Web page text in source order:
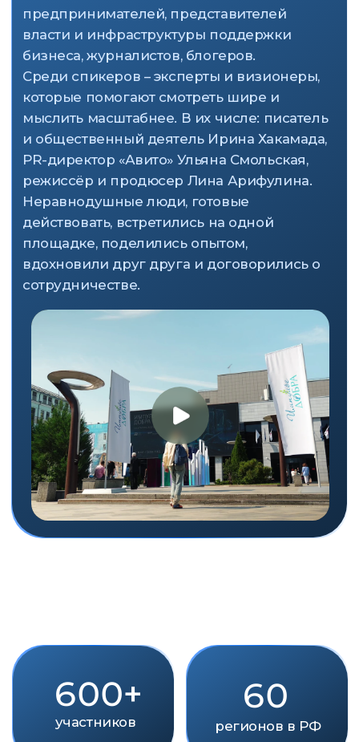
Предприниматели
социального бизнеса, получить
новые знания, завязать знакомства,
поговорить о партнёрстве
Социальные
предприниматели
Обменяться опытом, первыми
узнать о новых трендах, обучиться
актуальным навыкам, пообщаться
обучиться актуальным
Органы власти
Рассказать о поддержке
социального бизнеса, узнать о
планах и потребностях
социального бизнеса, обменяться
опытом